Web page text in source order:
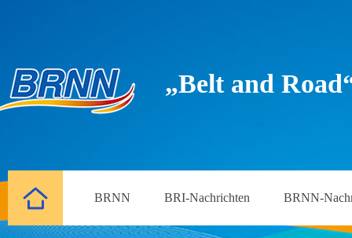
„Belt and
BRNN BRI-Nachrichten BRNN-